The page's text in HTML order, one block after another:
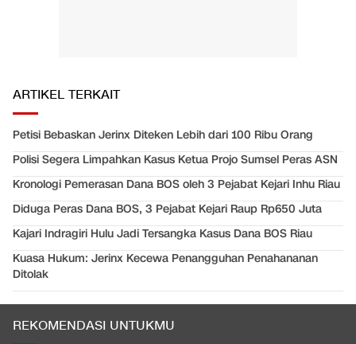
ARTIKEL TERKAIT
Petisi Bebaskan Jerinx Diteken Lebih dari 100 Ribu Orang
Polisi Segera Limpahkan Kasus Ketua Projo Sumsel Peras ASN
Kronologi Pemerasan Dana BOS oleh 3 Pejabat Kejari Inhu Riau
Diduga Peras Dana BOS, 3 Pejabat Kejari Raup Rp650 Juta
Kajari Indragiri Hulu Jadi Tersangka Kasus Dana BOS Riau
Kuasa Hukum: Jerinx Kecewa Penangguhan Penahananan
Ditolak
REKOMENDASI UNTUKMU